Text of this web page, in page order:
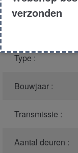
Type :
Bouwjaar :
Transmissie :
Aantal deuren :
verzonden